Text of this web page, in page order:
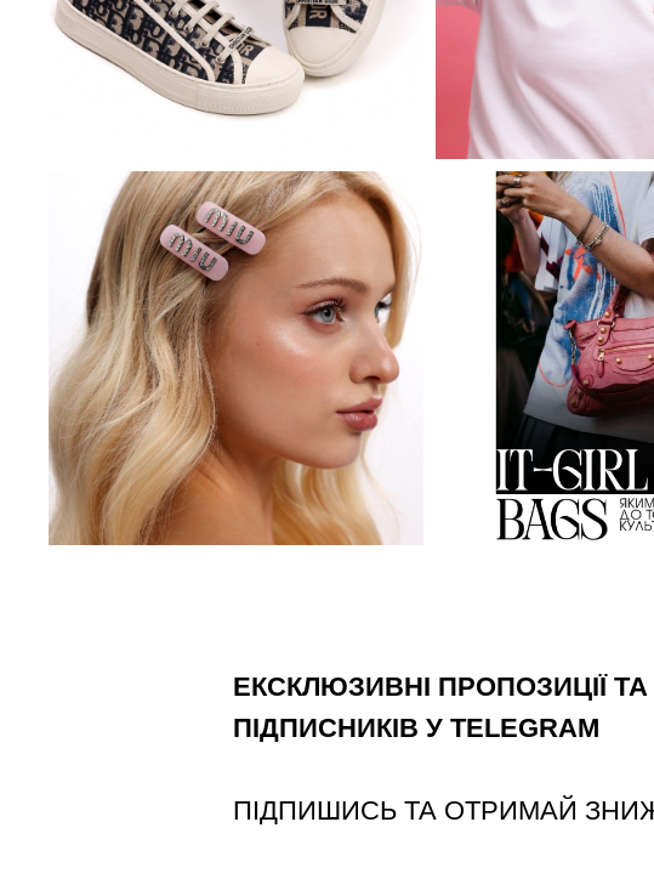
ЕКСКЛЮЗИВНІ ПРОПОЗИЦІЇ
ПІДПИСНИКІВ У TELEGRAM
ПІДПИШИСЬ ТА ОТРИМАЙ